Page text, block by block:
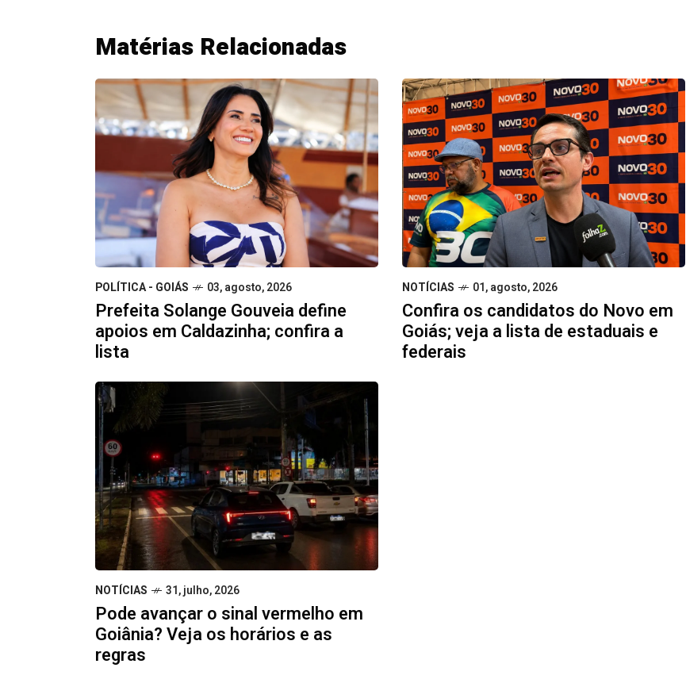
Matérias Relacionadas
POLÍTICA - GOIÁS 03, agosto, 2026
Prefeita Solange Gouveia define
apoios em Caldazinha; confira a
lista
NOTÍCIAS 01, agosto, 2026
Confira os candidatos do Novo em
Goiás; veja a lista de estaduais e
federais
NOTÍCIAS 31, julho, 2026
Pode avançar o sinal vermelho em
Goiânia? Veja os horários e as
regras